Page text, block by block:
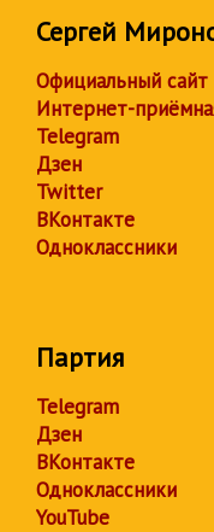
Сергей
Официальный сайт
Интернет-
Telegram
Дзен
Twitter
ВКонтакте
Одноклассники
Партия
Telegram
Дзен
ВКонтакте
Одноклассники
YouTube